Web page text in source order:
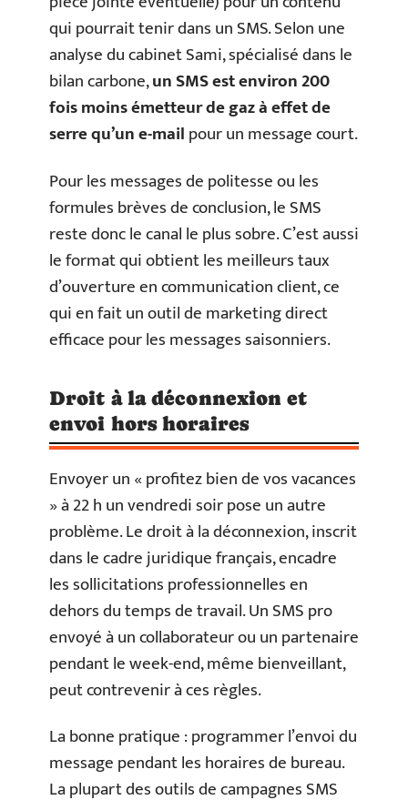
qui pourrait tenir dans un SMS. Selon une
analyse du cabinet Sami, spécialisé dans le
bilan carbone,un SMS est environ 200
fois moins émetteur de gaz à effet de
serre qu’un e-mailpour un message court.
Pour les messages de politesse ou les
formules brèves de conclusion, le SMS
reste donc le canal le plus sobre. C’est aussi
le format qui obtient les meilleurs taux
d’ouverture en communication client, ce
qui en fait un outil de marketing direct
efficace pour les messages saisonniers.
Droit à la déconnexion et
envoi hors horaires
Envoyer un « profitez bien de vos vacances
» à 22 h un vendredi soir pose un autre
problème. Le droit à la déconnexion, inscrit
dans le cadre juridique français, encadre
les sollicitations professionnelles en
dehors du temps de travail. Un SMS pro
envoyé à un collaborateur ou un partenaire
pendant le week-end, même bienveillant,
peut contrevenir à ces règles.
La bonne pratique : programmer l’envoi du
message pendant les horaires de bureau.
La plupart des outils de campagnes SMS